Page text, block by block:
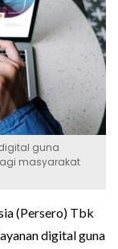
guna
masyarakat
(Persero) Tbk
digital guna